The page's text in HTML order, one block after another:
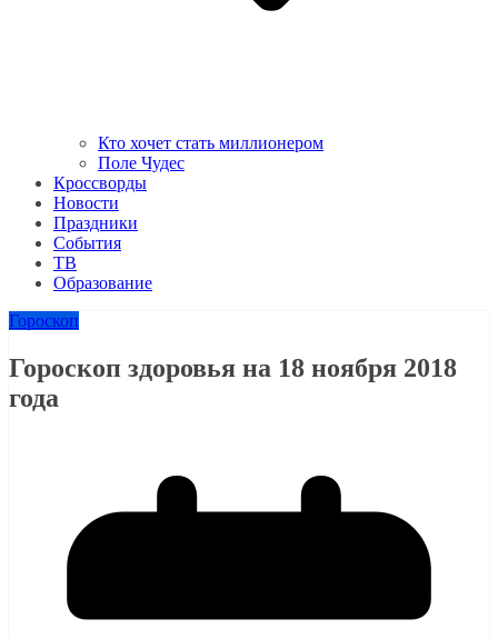
Кто хочет стать миллионером
Поле Чудес
Кроссворды
Новости
Праздники
События
ТВ
Образование
Гороскоп
Гороскоп здоровья на 18 ноября 2018
года